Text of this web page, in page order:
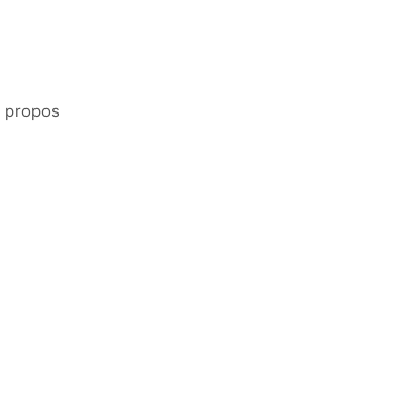
propos